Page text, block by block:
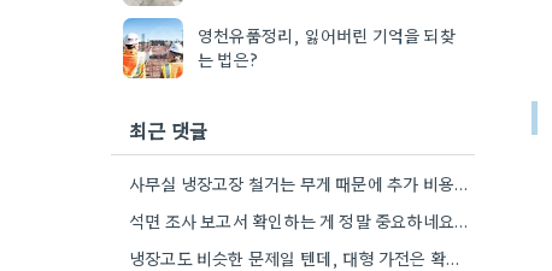
영천유품정리, 잃어버린 기억을 되찾
는 법은?
최근 댓글
사무실 냉장고장 철거는 무게 때문에 추가 비용이 많이 나올 수 있네요. 특히 오래된 건물일수록 배관…
석면 조사 보고서 확인하는 게 정말 중요하네요. 저도 비슷한 상황이었는데, 늦게 확인했으면 더 큰 문제였을…
냉장고도 비슷한 문제일 텐데, 대형 가전은 확실히 이런 복잡한 절차가 필요하네요.